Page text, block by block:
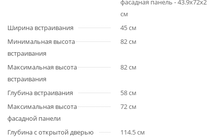
фасадная панель - 43.9x72x2
см
Ширина встраивания
45 см
Минимальная высота
встраивания
82 см
Максимальная высота
встраивания
82 см
Глубина встраивания
58 см
Максимальная высота
фасадной панели
72 см
Глубина с открытой дверью
114.5 см